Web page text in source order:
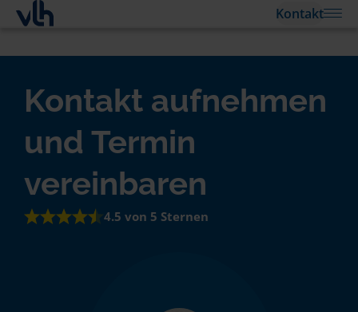
Kontakt
Kontakt aufnehmen
und Termin
vereinbaren
4.5 von 5 Sternen